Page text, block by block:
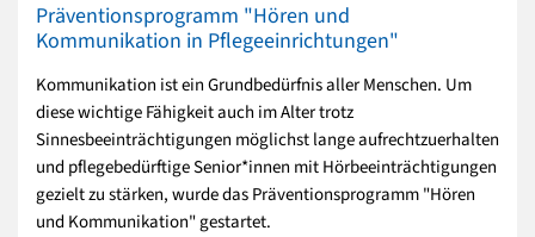
Präventionsprogramm "Hören und
Kommunikation in Pflegeeinrichtungen"
Kommunikation ist ein Grundbedürfnis aller Menschen. Um
diese wichtige Fähigkeit auch im Alter trotz
Sinnesbeeinträchtigungen möglichst lange aufrechtzuerhalten
und pflegebedürftige Senior*innen mit Hörbeeinträchtigungen
gezielt zu stärken, wurde das Präventionsprogramm "Hören
und Kommunikation" gestartet.